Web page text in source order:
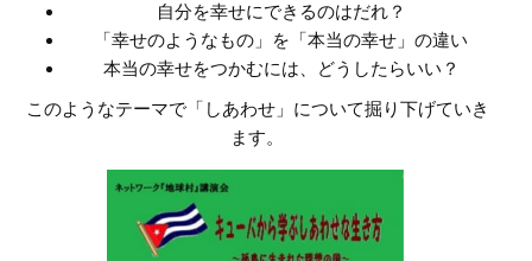
自分を幸せにできるのはだれ？
「幸せのようなもの」を「本当の幸せ」の違い
本当の幸せをつかむには、どうしたらいい？
このようなテーマで「しあわせ」について掘り下げていき
ます。